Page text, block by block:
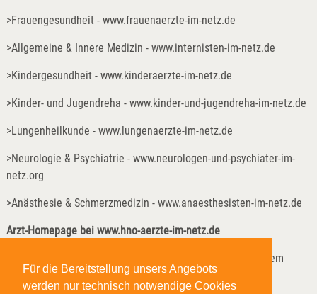
Für die Bereitstellung unsers Angebots
werden nur technisch notwendige Cookies
>Frauengesundheit - www.frauenaerzte-im-netz.de
>Allgemeine & Innere Medizin - www.internisten-im-netz.de
>Kindergesundheit - www.kinderaerzte-im-netz.de
>Kinder- und Jugendreha - www.kinder-und-jugendreha-im-netz.de
>Lungenheilkunde - www.lungenaerzte-im-netz.de
>Neurologie & Psychiatrie - www.neurologen-und-psychiater-im-
netz.org
>Anästhesie & Schmerzmedizin - www.anaesthesisten-im-netz.de
Arzt-Homepage bei www.hno-aerzte-im-netz.de
können Patienten z.B. nach einem
geeigneten HNO-Arzt in der Nähe suchen.